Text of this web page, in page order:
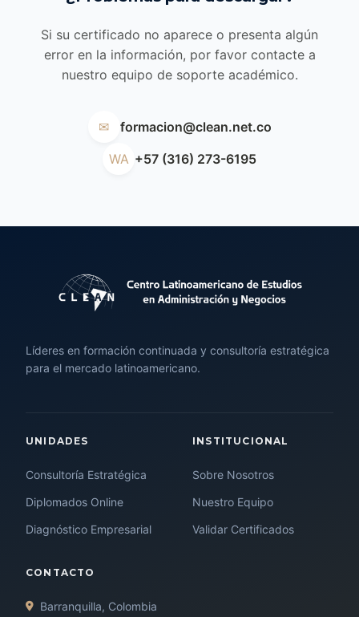
Si su certificado no aparece o presenta algún
error en la información, por favor contacte a
nuestro equipo de soporte académico.
✉
formacion@clean.net.co
WA +57 (316) 273-6195
Líderes en formación continuada y consultoría estratégica
para el mercado latinoamericano.
UNIDADES
Consultoría Estratégica
Diplomados Online
Diagnóstico Empresarial
INSTITUCIONAL
Sobre Nosotros
Nuestro Equipo
Validar Certificados
CONTACTO
Barranquilla, Colombia